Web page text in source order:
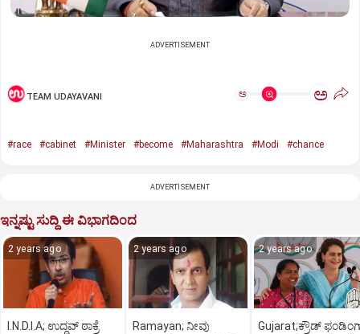
ADVERTISEMENT
TEAM UDAYAVANI ಅ ಅ
#race #cabinet #Minister #become #Maharashtra #Modi #chance
ADVERTISEMENT
ಇನ್ನಷ್ಟು ಸುದ್ದಿ ಈ ವಿಭಾಗದಿಂದ
2 years ago
I.N.D.I.A; ಉದ್ಧವ್‌ ಠಾಕ್ರೆ
2 years ago
Ramayan; ನೀವು
2 years ago
Gujarat;ಕ್ರೌಡ್‌